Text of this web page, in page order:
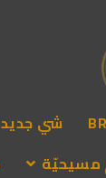
شي جديد
مسيحيّة